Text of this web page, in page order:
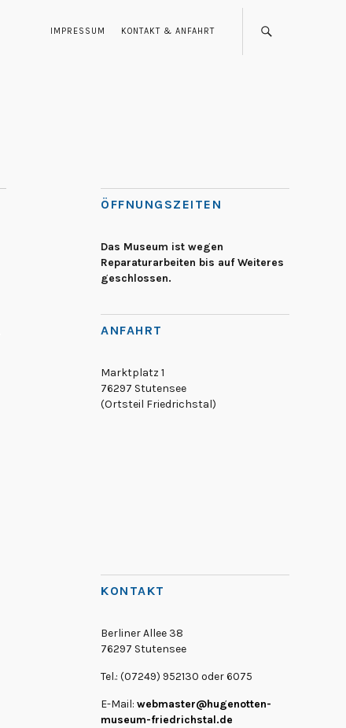
IMPRESSUM KONTAKT & ANFAHRT
ÖFFNUNGSZEITEN
Das Museum ist wegen
Reparaturarbeiten bis auf Weiteres
geschlossen.
ANFAHRT
Marktplatz 1
76297 Stutensee
(Ortsteil Friedrichstal)
KONTAKT
Berliner Allee 38
76297 Stutensee
Tel.: (07249) 952130 oder 6075
E-Mail: webmaster@hugenotten-
museum-friedrichstal.de